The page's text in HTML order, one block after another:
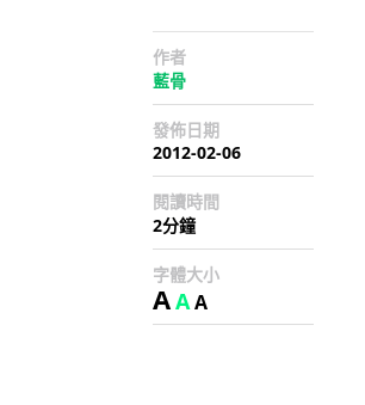
作者
藍骨
發佈日期
2012-02-06
閱讀時間
2分鐘
字體大小
AAA